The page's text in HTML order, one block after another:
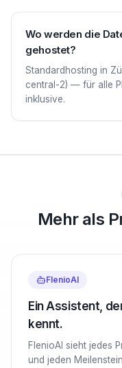
Wo werden die
gehostet?
Standardhosting in
central-2) — für alle
inklusive.
Mehr als
FlenioAI
Ein Assistent,
kennt.
FlenioAI sieht jedes
und jeden